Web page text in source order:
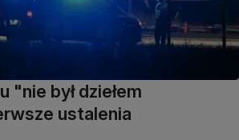
"nie był dziełem
ustalenia